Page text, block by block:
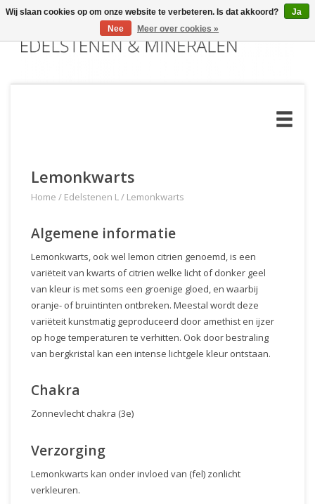
Lemonkwarts
Home / Edelstenen L/ Lemonkwarts
Algemene informatie
Lemonkwarts, ook wel lemon citrien genoemd, is een
variëteit van kwarts of citrien welke licht of donker geel
van kleur is met soms een groenige gloed, en waarbij
oranje- of bruintinten ontbreken. Meestal wordt deze
variëteit kunstmatig geproduceerd door amethist en ijzer
op hoge temperaturen te verhitten. Ook door bestraling
van bergkristal kan een intense lichtgele kleur ontstaan.
Chakra
Zonnevlecht chakra (3e)
Verzorging
Lemonkwarts kan onder invloed van (fel) zonlicht
verkleuren.
Wij slaan cookies op om onze website te verbeteren. Is dat akkoord?
Ja
Nee
Meer over cookies »